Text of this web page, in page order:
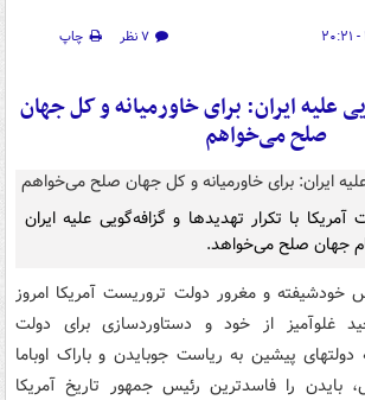
۷ نظر
چاپ
علیه ایران: برای خاورمیانه و کل جهان
صلح می‌خواهم
با تکرار تهدیدها و گزافه‌گویی علیه ایران
جهان صلح می‌خواهد.
خودشیفته و مغرور دولت تروریست آمریکا امروز
از خود و دستاوردسازی برای دولت
پیشین به ریاست جوبایدن و باراک اوباما
را فاسدترین رئیس جمهور تاریخ آمریکا